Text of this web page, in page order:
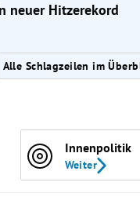
neuer Hitzerekord
Alle Schlagzeilen im
Innenpolitik
Weiter